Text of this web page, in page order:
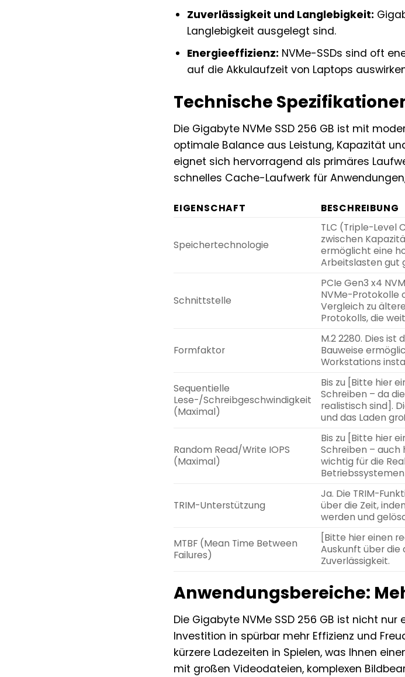
Zuverlässigkeit und Langlebigkeit:
Langlebigkeit ausgelegt sind.
Energieeffizienz: NVMe-SSDs sind oft
auf die Akkulaufzeit von Laptops
Technische
Die Gigabyte NVMe SSD 256 GB ist mit
optimale Balance aus Leistung, Kapazität
eignet sich hervorragend als primäres
schnelles Cache-Laufwerk für
EIGENSCHAFT BESCHREIBUNG
Speichertechnologie
TLC (Triple-Level
zwischen
ermöglicht eine
Arbeitslasten gut
Schnittstelle
PCIe Gen3 x4
NVMe-Protokolle
Vergleich zu
Protokolls, die
Formfaktor
M.2 2280. Dies
Bauweise
Workstations
Sequentielle
Lese-/Schreibgeschwindigkeit
(Maximal)
Bis zu [Bitte hier
Schreiben – da
realistisch sind].
und das Laden
Random Read/Write IOPS
(Maximal)
Bis zu [Bitte hier
Schreiben – auch
wichtig für die
TRIM-Unterstützung
Ja. Die TRIM-
über die Zeit,
werden und
MTBF (Mean Time Between
Failures)
[Bitte hier einen
Auskunft über die
Zuverlässigkeit.
Anwendungsbereiche:
Die Gigabyte NVMe SSD 256 GB ist nicht
Investition in spürbar mehr Effizienz und
kürzere Ladezeiten in Spielen, was Ihnen
mit großen Videodateien, komplexen